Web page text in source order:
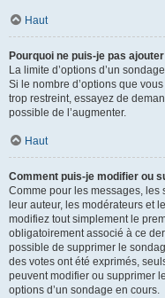
Haut
Pourquoi ne puis-je pas
La limite d’options d’un
Si le nombre d’options que
trop restreint, essayez de
possible de l’augmenter.
Haut
Comment puis-je modifier ou
Comme pour les messages,
leur auteur, les modérateurs et
modifiez tout simplement le
obligatoirement associé à ce
possible de supprimer le
des votes ont été exprimés,
peuvent modifier ou supprimer
options d’un sondage en cours.